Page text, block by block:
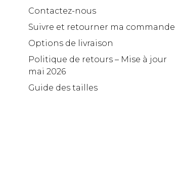
Contactez-nous
Suivre et retourner ma commande
Options de livraison
Politique de retours – Mise à jour
mai 2026
Guide des tailles